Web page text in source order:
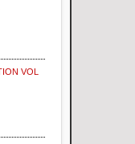
VOL